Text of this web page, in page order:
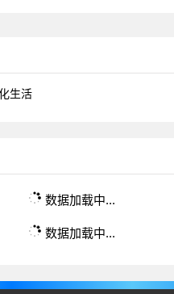
生活
数据加载中...
数据加载中...